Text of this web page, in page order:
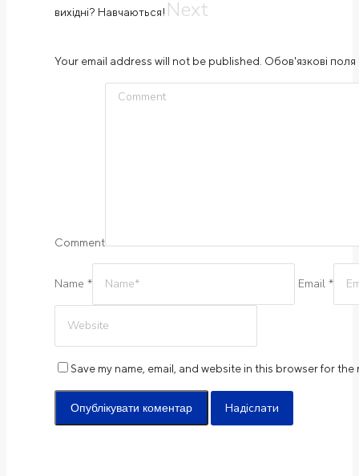
вихідні? Навчаються! Next
Your email address will not be published. Обов'язкові поля
Comment
Name * Email *
Save my name, email, and website in this browser for the
Надіслати